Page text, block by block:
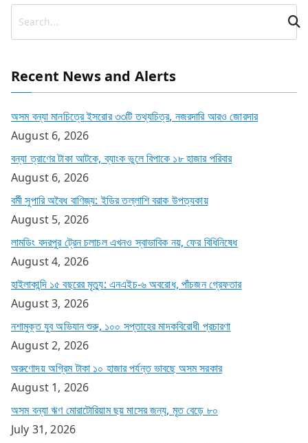
Recent News and Alerts
অসম বন্যা মানচিত্রে ইসরোর ৩৩টি তথ্যচিত্র, নজরদারি আরও জোরদার
August 6, 2026
বন্যা ত্রাণের টাকা আটকে, ব্যাংক ভুলে বিপাকে ১৮ হাজার পরিবার
August 6, 2026
বর্মী সুপারি অবৈধ বাণিজ্য: ইডির তল্লাশি বরাক উপত্যকায়
August 5, 2026
লামডিং বদরপুর ট্রেন চলাচল এখনও স্বাভাবিক নয়, ফের বিধিনিষেধ
August 4, 2026
হাইলাকান্দি ১৫ বছরের মৃত্যু: এনএইচ-৬ অবরোধ, পাঁচজন গ্রেফতার
August 3, 2026
নশামুক্ত যুব অভিযান শুরু, ১০০ সপ্তাহের মাদকবিরোধী প্রচারণা
August 2, 2026
অরুণোদয় অগ্রিম টাকা ১০ হাজার পর্যন্ত ভাবছে অসম সরকার
August 1, 2026
অসম বন্যা ঋণ মোরাটোরিয়াম ছয় মাসের জন্য, মৃত বেড়ে ৮০
July 31, 2026